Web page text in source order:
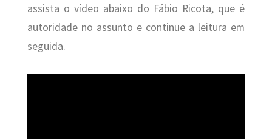
assista o vídeo abaixo do Fábio Ricota, que é
autoridade no assunto e continue a leitura em
seguida.